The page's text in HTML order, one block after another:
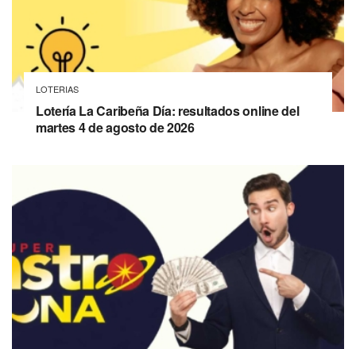
LOTERIAS
Lotería La Caribeña Día: resultados online del
martes 4 de agosto de 2026